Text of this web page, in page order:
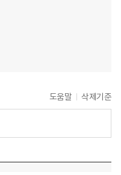
도움말 삭제기준